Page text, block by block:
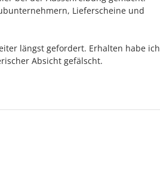
Lieferscheine und
längst gefordert. Erhalten habe ich
Absicht gefälscht.